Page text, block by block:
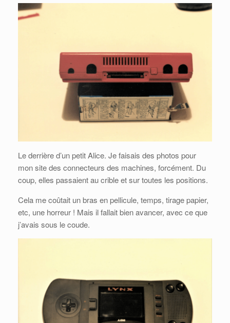
Le derrière d’un petit Alice. Je faisais des photos pour
mon site des connecteurs des machines, forcément. Du
coup, elles passaient au crible et sur toutes les positions.
Cela me coûtait un bras en pellicule, temps, tirage papier,
etc, une horreur ! Mais il fallait bien avancer, avec ce que
j’avais sous le coude.